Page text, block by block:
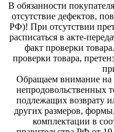
В обязанности
отсутствие дефектов,
РФ)! При отсутствии
расписаться в акте-
факт проверки
проверки товара,
Обращаем внимание на
непродовольственных
подлежащих возврату
других размеров,
комплектации в